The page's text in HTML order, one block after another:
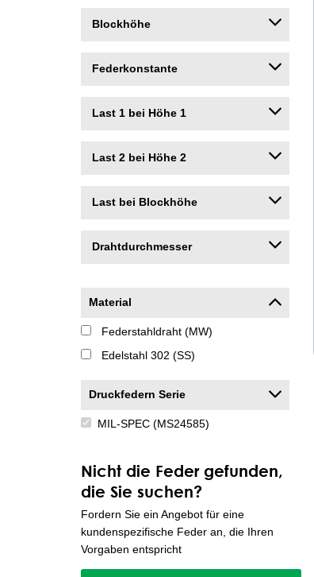
Blockhöhe
Federkonstante
Last 1 bei Höhe 1
Last 2 bei Höhe 2
Last bei Blockhöhe
Drahtdurchmesser
Material
Federstahldraht (MW)
Edelstahl 302 (SS)
Druckfedern Serie
MIL-SPEC (MS24585)
Nicht die Feder gefunden,
die Sie suchen?
Fordern Sie ein Angebot für eine
kundenspezifische Feder an, die Ihren
Vorgaben entspricht